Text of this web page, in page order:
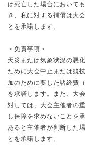
は死亡した場合において
き、私に対する補償は大
とを承諾します。
＜免責事項＞
天災または気象状況の悪
ために大会中止または競
加のために要した諸経費
を承諾します。また、大
対しては、大会主催者の
し保障を求めないことを
あると主催者が判断した
とを承諾します。